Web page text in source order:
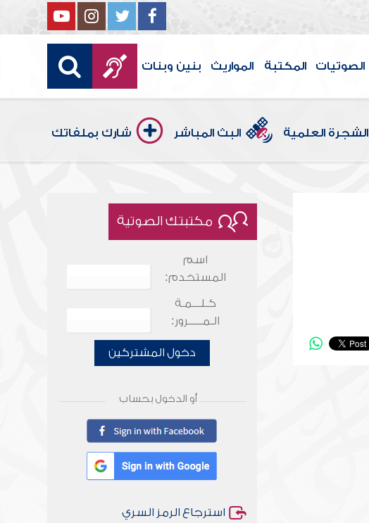
الصوتيات المكتبة المواريث بنين وبنات
الشجرة العلمية البث المباشر شارك بملفاتك
مكتبتك الصوتية
اسم
المستخدم:
كـلـــمـة
الـمـــــرور:
دخول المشتركين
أو الدخول بحساب
استرجاع الرمز السري